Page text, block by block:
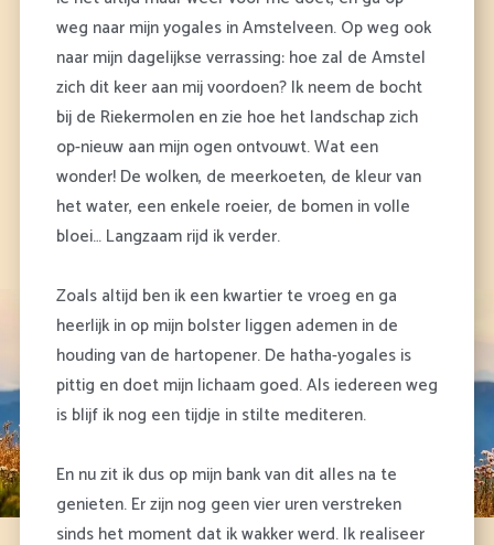
weg naar mijn yogales in Amstelveen. Op weg ook
naar mijn dagelijkse verrassing: hoe zal de Amstel
zich dit keer aan mij voordoen? Ik neem de bocht
bij de Riekermolen en zie hoe het landschap zich
op-nieuw aan mijn ogen ontvouwt. Wat een
wonder! De wolken, de meerkoeten, de kleur van
het water, een enkele roeier, de bomen in volle
bloei… Langzaam rijd ik verder.
Zoals altijd ben ik een kwartier te vroeg en ga
heerlijk in op mijn bolster liggen ademen in de
houding van de hartopener. De hatha-yogales is
pittig en doet mijn lichaam goed. Als iedereen weg
is blijf ik nog een tijdje in stilte mediteren.
En nu zit ik dus op mijn bank van dit alles na te
genieten. Er zijn nog geen vier uren verstreken
sinds het moment dat ik wakker werd. Ik realiseer